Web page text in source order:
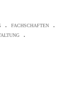
. FACHSCHAFTEN .
.